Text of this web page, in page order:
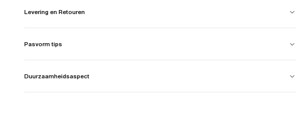
Levering en Retouren
Pasvorm tips
Duurzaamheidsaspect